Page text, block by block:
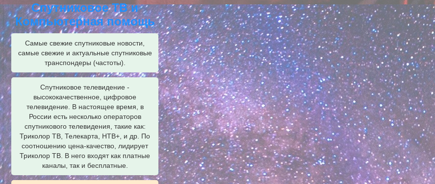
Спутниковое ТВ и
Компьютерная помощь
Самые свежие спутниковые новости,
самые свежие и актуальные спутниковые
транспондеры (частоты).
Спутниковое телевидение -
высококачественное, цифровое
телевидение. В настоящее время, в
России есть несколько операторов
спутникового телевидения, такие как:
Триколор ТВ, Телекарта, НТВ+, и др. По
соотношению цена-качество, лидирует
Триколор ТВ. В него входят как платные
каналы, так и бесплатные.